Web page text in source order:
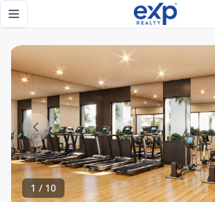
Toggle navigation menu
1 / 10
Apartamento moderno en Punta Cana